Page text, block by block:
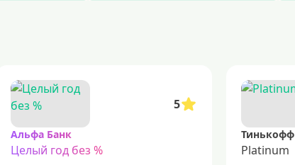
5
Альфа Банк
Целый год без %
Тинькофф
Platinum